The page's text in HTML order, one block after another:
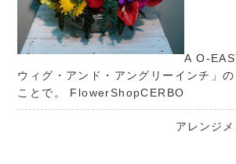
A O-
ウィグ・アンド・アングリーインチ」
ことで。 FlowerShopCERBO
アレンジメ